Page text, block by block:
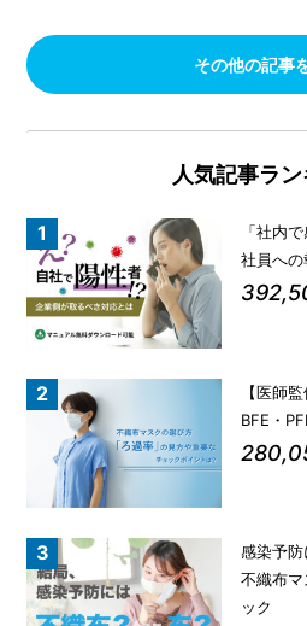
その他の記事
人気記事ラ
「社内
社員へ
【医師
BFE・
感染予防
不織布
ック